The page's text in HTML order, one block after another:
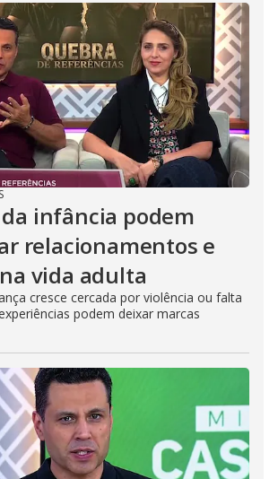
infância podem
relacionamentos e
vida adulta
cresce cercada por violência ou falta
podem deixar marcas